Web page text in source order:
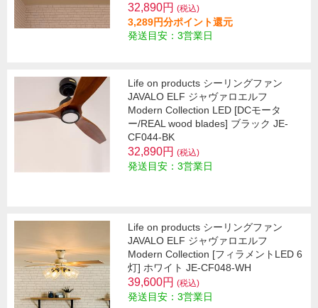
32,890円 (税込)
3,289円分ポイント還元
発送目安：3営業日
Life on products シーリングファン
JAVALO ELF ジャヴァロエルフ
Modern Collection LED [DCモータ
ー/REAL wood blades] ブラック JE-
CF044-BK
32,890円 (税込)
発送目安：3営業日
Life on products シーリングファン
JAVALO ELF ジャヴァロエルフ
Modern Collection [フィラメントLED 6
灯] ホワイト JE-CF048-WH
39,600円 (税込)
発送目安：3営業日